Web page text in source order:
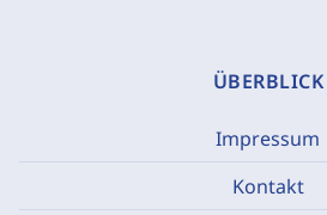
ÜBERBLICK
Impressum
Kontakt